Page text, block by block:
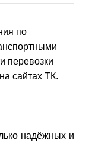
по
перевозки
сайтах ТК.
надёжных и